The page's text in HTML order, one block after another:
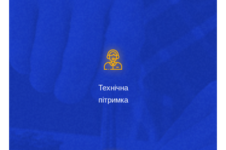
Технічна
пітримка